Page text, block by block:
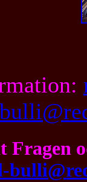
Fragen